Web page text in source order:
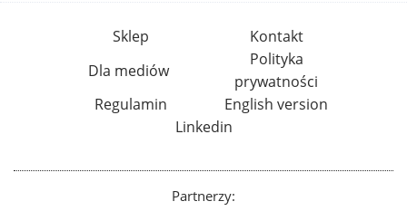
Sklep
Kontakt
Dla mediów
Polityka
prywatności
Regulamin
English version
Linkedin
Partnerzy: